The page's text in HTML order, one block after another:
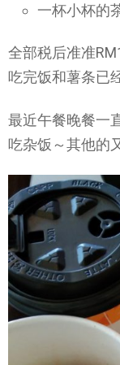
一杯小杯的
全部税后准准
吃完饭和薯条已
最近午餐晚餐一
吃杂饭～其他的